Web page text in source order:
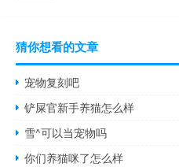
猜你想看的文章
宠物复刻吧
铲屎官新手养猫怎么样
雪^可以当宠物吗
你们养猫咪了怎么样